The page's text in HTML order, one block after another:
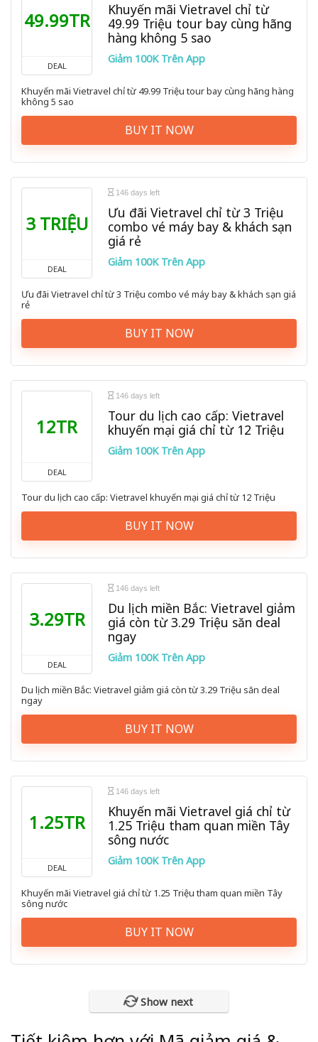
49.99TR
DEAL
Khuyến mãi Vietravel chỉ từ
49.99 Triệu tour bay cùng hãng
hàng không 5 sao
Giảm 100K Trên App
Khuyến mãi Vietravel chỉ từ 49.99 Triệu tour bay cùng hãng hàng
không 5 sao
BUY IT NOW
3 TRIỆU
DEAL
146 days left
Ưu đãi Vietravel chỉ từ 3 Triệu
combo vé máy bay & khách sạn
giá rẻ
Giảm 100K Trên App
Ưu đãi Vietravel chỉ từ 3 Triệu combo vé máy bay & khách sạn giá
rẻ
BUY IT NOW
12TR
DEAL
146 days left
Tour du lịch cao cấp: Vietravel
khuyến mại giá chỉ từ 12 Triệu
Giảm 100K Trên App
Tour du lịch cao cấp: Vietravel khuyến mại giá chỉ từ 12 Triệu
BUY IT NOW
3.29TR
DEAL
146 days left
Du lịch miền Bắc: Vietravel giảm
giá còn từ 3.29 Triệu săn deal
ngay
Giảm 100K Trên App
Du lịch miền Bắc: Vietravel giảm giá còn từ 3.29 Triệu săn deal
ngay
BUY IT NOW
1.25TR
DEAL
146 days left
Khuyến mãi Vietravel giá chỉ từ
1.25 Triệu tham quan miền Tây
sông nước
Giảm 100K Trên App
Khuyến mãi Vietravel giá chỉ từ 1.25 Triệu tham quan miền Tây
sông nước
BUY IT NOW
Show next